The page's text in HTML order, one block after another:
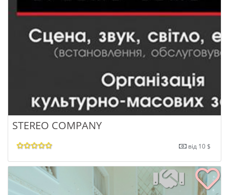
STEREO COMPANY
від 10 $